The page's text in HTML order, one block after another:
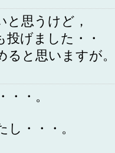
と思うけど，
げました・・
ると思いますが。
・。
・・・。